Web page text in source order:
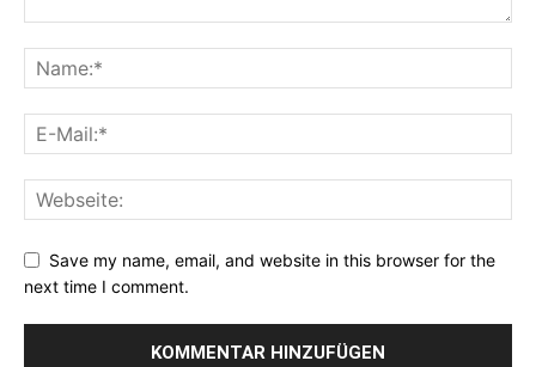
Save my name, email, and website in this browser for the
next time I comment.